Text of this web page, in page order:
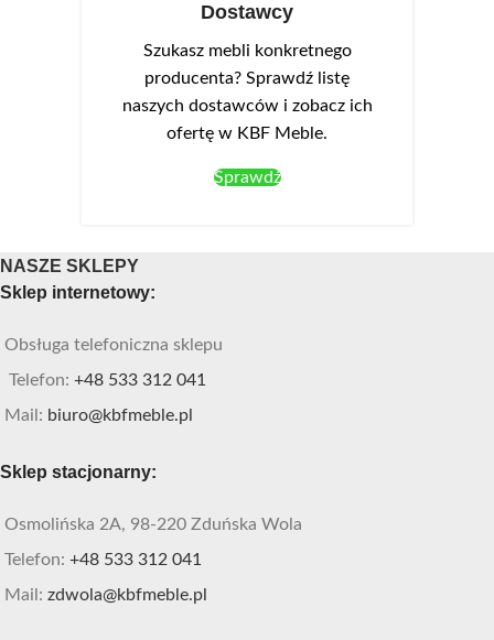
Dostawcy
Szukasz mebli konkretnego
producenta? Sprawdź listę
naszych dostawców i zobacz ich
ofertę w KBF Meble.
Sprawdź
NASZE SKLEPY
Sklep internetowy:
Obsługa telefoniczna sklepu
Telefon: +48 533 312 041
Mail: biuro@kbfmeble.pl
Sklep stacjonarny:
Osmolińska 2A, 98-220 Zduńska Wola
Telefon: +48 533 312 041
Mail: zdwola@kbfmeble.pl